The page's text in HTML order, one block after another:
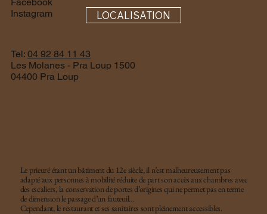
Tel: 04 92 84 11 43
Les Molanes - Pra Loup 1500
04400 Pra Loup
Le prieuré étant un bâtiment du 12e siècle, il n’est malheureusement pas
adapté aux personnes à mobilité réduite de part son accès aux chambres avec
des escaliers, la conservation de portes d’origines qui ne permet pas en terme
de dimension le passage d’un fauteuil…
Cependant, le restaurant et ses sanitaires sont pleinement accessibles.
Instagram
LOCALISATION